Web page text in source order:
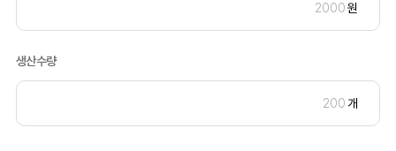
원
생산수량
개